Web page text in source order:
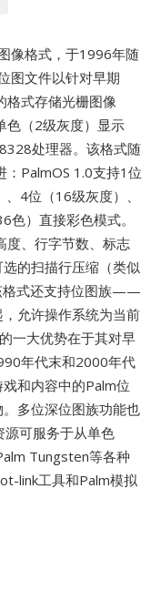
像格式，于1996年随
图文件以针对早期
格式存储光栅图像
（2级灰度）显示
处理器。该格式随
：PalmOS 1.0支持1位
4位（16级灰度）、
）直接彩色模式。
度、行字节数、标志
的扫描行压缩（类似
格式还支持位图族——
允许操作系统为当前
一大优势在于其对早
年代末和2000年代
和内容中的Palm位
多位深位图族功能也
可服务于从单色
Tungsten等各种
link工具和Palm模拟